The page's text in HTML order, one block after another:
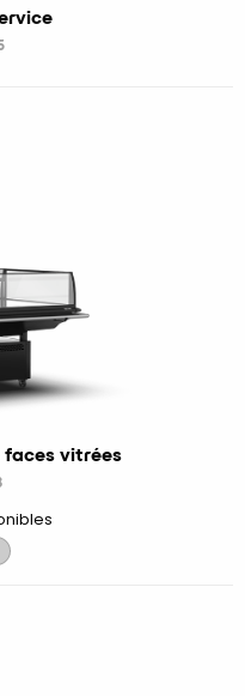
faces vitrées